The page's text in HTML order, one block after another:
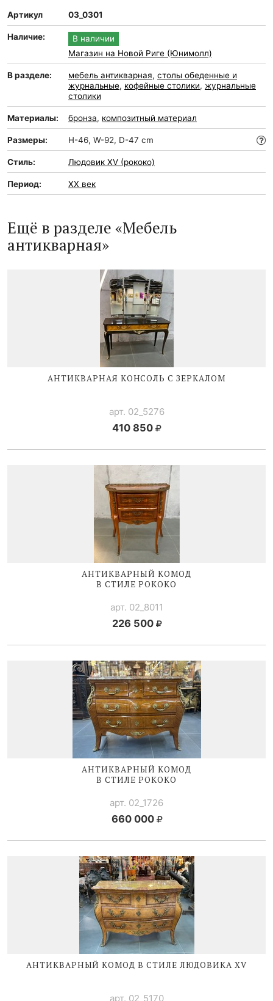
Артикул 03_0301
Наличие:
В наличии
Магазин на Новой Риге (Юнимолл)
В разделе: мебель антикварная, столы обеденные и
журнальные, кофейные столики, журнальные
столики
Материалы: бронза, композитный материал
Размеры: H-46, W-92, D-47 cm
Стиль: Людовик XV (рококо)
Период: XX век
Ещё в разделе «Мебель
антикварная»
АНТИКВАРНАЯ КОНСОЛЬ С ЗЕРКАЛОМ
арт. 02_5276
410 850
АНТИКВАРНЫЙ КОМОД
В СТИЛЕ РОКОКО
арт. 02_8011
226 500
АНТИКВАРНЫЙ КОМОД
В СТИЛЕ РОКОКО
арт. 02_1726
660 000
АНТИКВАРНЫЙ КОМОД В СТИЛЕ ЛЮДОВИКА XV
арт. 02_5170